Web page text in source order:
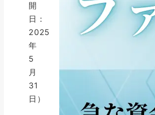
開
日：
2025
年
5
月
31
日）